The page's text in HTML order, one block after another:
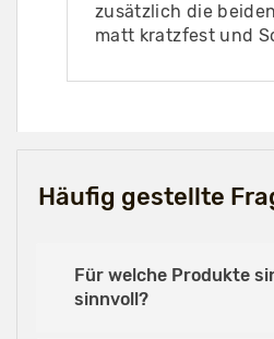
zusätzlich die
matt kratzfest und
Häufig gestellte
Für welche Produkte
sinnvoll?